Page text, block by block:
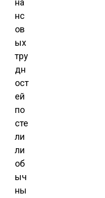
на
нс
ов
ых
тру
дн
ост
ей
по
сте
ли
ли
об
ыч
ны